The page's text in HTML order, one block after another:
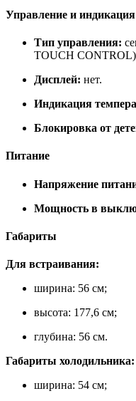
Управление и индикация
Тип управления:
TOUCH
Дисплей: нет.
Индикация
Блокировка от
Питание
Напряжение
Мощность в
Габариты
Для встраивания:
ширина: 56 см;
высота: 177,6 см;
глубина: 56 см.
Габариты холодильника:
ширина: 54 см;